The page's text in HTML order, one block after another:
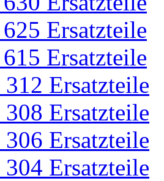
Ersatzteile
Ersatzteile
312 Ersatzteile
308 Ersatzteile
306 Ersatzteile
304 Ersatzteile